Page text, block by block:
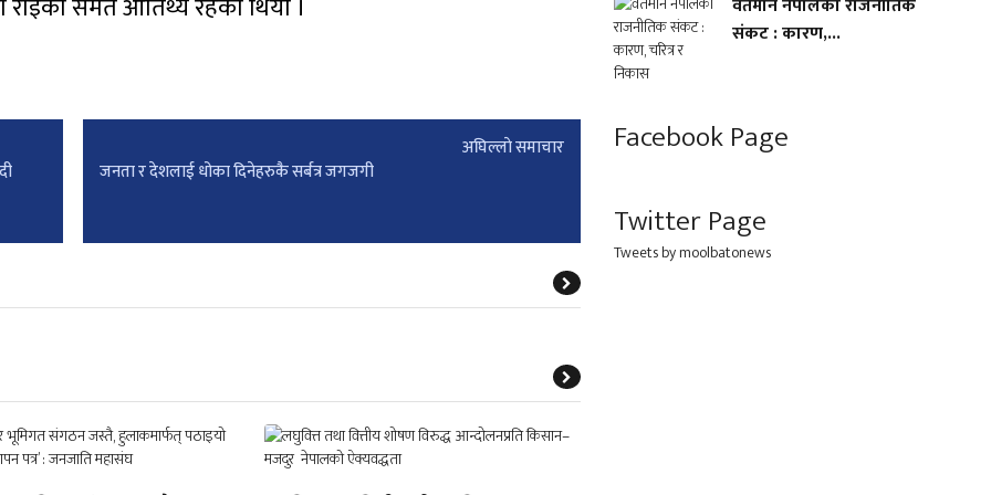
राईको समेत आतिथ्य रहेको थियो ।
अघिल्लाे समाचार
जनता र देशलाई धोका दिनेहरुकै सर्बत्र जगजगी
वर्तमान नेपालको राजनीतिक
संकट : कारण,...
Facebook Page
Twitter Page
Tweets by moolbatonews